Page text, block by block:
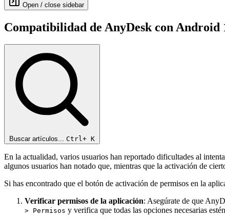
Open / close sidebar
Compatibilidad de AnyDesk con
Buscar artículos... Ctrl+ K
En la actualidad, varios usuarios han reportado dificultades al
algunos usuarios han notado que, mientras que la activación de
Si has encontrado que el botón de activación de permisos en la
Verificar permisos de la aplicación: Asegúrate de que
> Permisos y verifica que todas las opciones necesarias